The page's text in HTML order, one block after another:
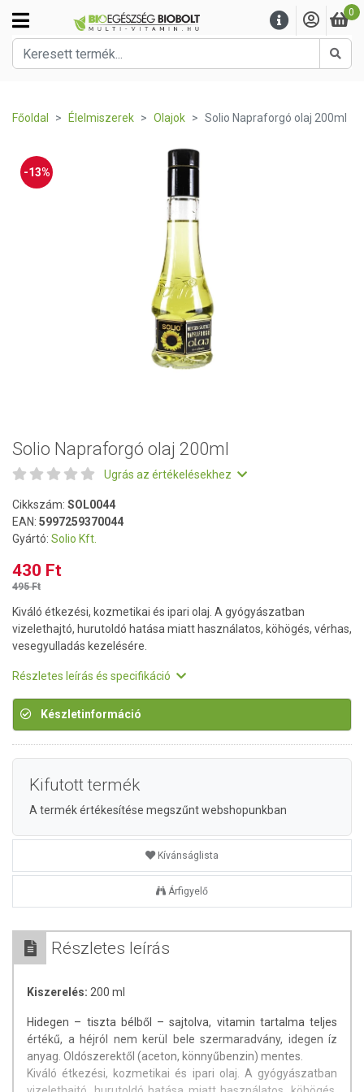
0
Főoldal Élelmiszerek Olajok Solio Napraforgó olaj 200ml
-13%
Solio Napraforgó olaj 200ml
Ugrás az értékelésekhez
Cikkszám: SOL0044
EAN: 5997259370044
Gyártó: Solio Kft.
430 Ft
495 Ft
Kiváló étkezési, kozmetikai és ipari olaj. A gyógyászatban
vizelethajtó, hurutoldó hatása miatt használatos, köhögés, vérhas,
vesegyulladás kezelésére.
Részletes leírás és specifikáció
Készletinformáció
Kifutott termék
A termék értékesítése megszűnt webshopunkban
Kívánságlista
Árfigyelő
Részletes leírás
Kiszerelés: 200 ml
Hidegen – tiszta bélből – sajtolva, vitamin tartalma teljes
értékű, a héjról nem kerül bele szermaradvány, idegen íz
anyag. Oldószerektől (aceton, könnyűbenzin) mentes.
Kiváló étkezési, kozmetikai és ipari olaj. A gyógyászatban